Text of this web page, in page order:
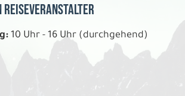
Reiseveranstalter
10 Uhr - 16 Uhr (durchgehend)